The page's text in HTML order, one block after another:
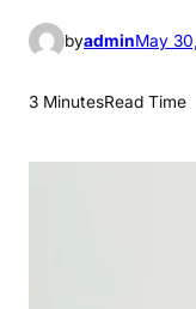
byadminMay
3 MinutesRead Time